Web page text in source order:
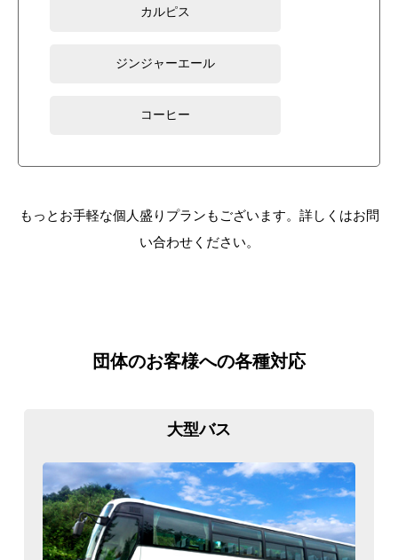
カルピス
ジンジャーエール
コーヒー
もっとお手軽な個人盛りプランもございます。詳しくはお問
い合わせください。
団体のお客様への各種対応
大型バス